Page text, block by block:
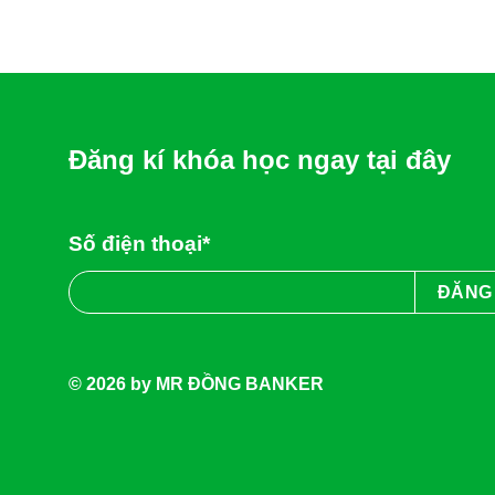
Đăng kí khóa học ngay tại đây
Số điện thoại*
© 2026 by MR ĐỒNG BANKER